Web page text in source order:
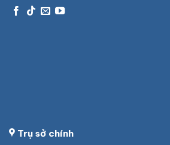
Trụ sở chính